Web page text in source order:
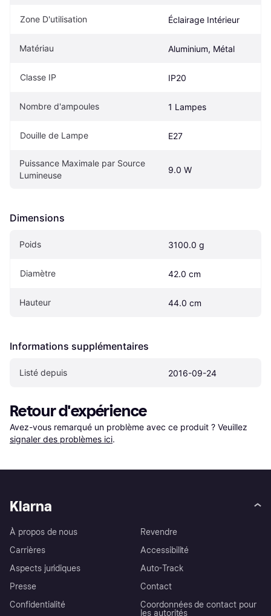
Zone D'utilisation Éclairage Intérieur
Matériau Aluminium, Métal
Classe IP IP20
Nombre d'ampoules 1 Lampes
Douille de Lampe E27
Puissance Maximale par Source
Lumineuse
9.0 W
Dimensions
Poids 3100.0 g
Diamètre 42.0 cm
Hauteur 44.0 cm
Informations supplémentaires
Listé depuis 2016-09-24
Retour d'expérience
Avez-vous remarqué un problème avec ce produit ? Veuillez
signaler des problèmes ici.
Klarna
À propos de nous
Carrières
Aspects juridiques
Presse
Confidentialité
Revendre
Accessibilité
Auto-Track
Contact
Coordonnées de contact pour
les autorités